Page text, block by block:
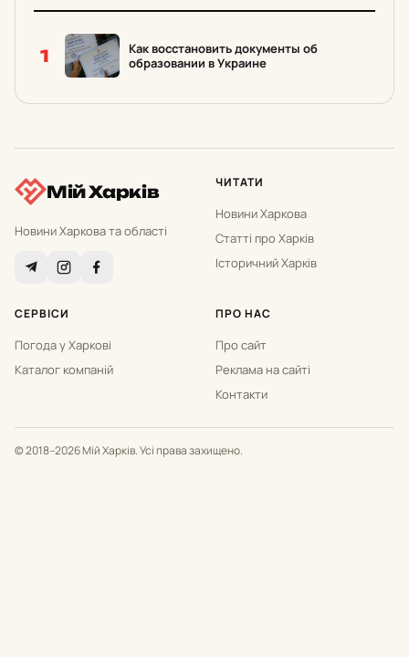
1
Как восстановить документы об
образовании в Украине
Мій Харків
Новини Харкова та області
ЧИТАТИ
Новини Харкова
Статті про Харків
Історичний Харків
СЕРВІСИ
Погода у Харкові
Каталог компаній
ПРО НАС
Про сайт
Реклама на сайті
Контакти
© 2018–2026 Мій Харків. Усі права захищено.